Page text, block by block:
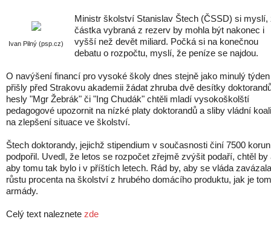
Ivan Pilný (psp.cz)
Ministr školství Stanislav Štech (ČSSD) si myslí,
částka vybraná z rezerv by mohla být nakonec i
vyšší než devět miliard. Počká si na konečnou
debatu o rozpočtu, myslí, že peníze se najdou.
O navýšení financí pro vysoké školy dnes stejně jako minulý týden
přišly před Strakovu akademii žádat zhruba dvě desítky
hesly "Mgr Žebrák" či "Ing Chudák" chtěli mladí vysokoškolští
pedagogové upozornit na nízké platy doktorandů a sliby vládní
na zlepšení situace ve školství.
Štech doktorandy, jejichž stipendium v současnosti činí 7500
podpořil. Uvedl, že letos se rozpočet zřejmě zvýšit podaří, chtěl by
aby tomu tak bylo i v příštích letech. Rád by, aby se vláda
růstu procenta na školství z hrubého domácího produktu, jak je
armády.
Celý text naleznete zde